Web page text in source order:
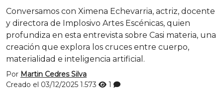
Conversamos con Ximena Echevarria, actriz, docente
y directora de Implosivo Artes Escénicas, quien
profundiza en esta entrevista sobre Casi materia, una
creación que explora los cruces entre cuerpo,
materialidad e inteligencia artificial.
Por Martin Cedres Silva
Creado el 03/12/2025 1.573 1